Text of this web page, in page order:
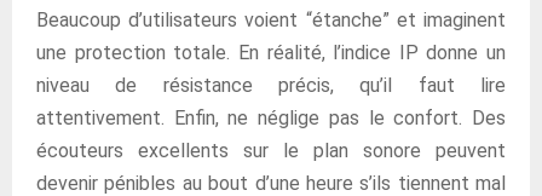
Beaucoup d’utilisateurs voient “étanche” et imaginent
une protection totale. En réalité, l’indice IP donne un
niveau de résistance précis, qu’il faut lire
attentivement. Enfin, ne néglige pas le confort. Des
écouteurs excellents sur le plan sonore peuvent
devenir pénibles au bout d’une heure s’ils tiennent mal